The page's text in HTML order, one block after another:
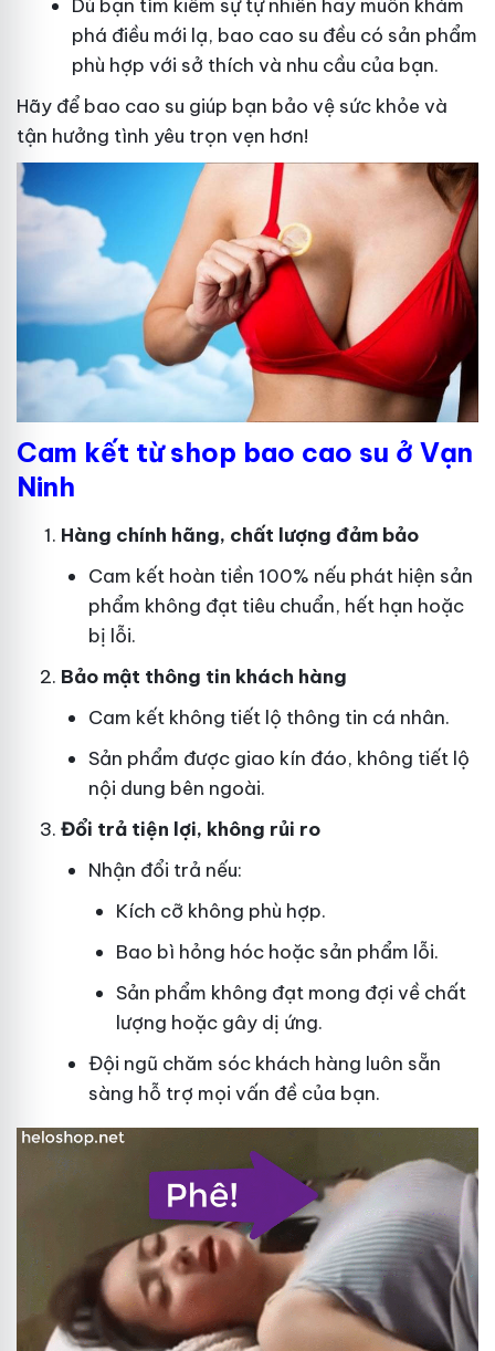
Dù bạn tìm kiếm sự tự nhiên hay muốn khám
phá điều mới lạ, bao cao su đều có sản phẩm
phù hợp với sở thích và nhu cầu của bạn.
Hãy để bao cao su giúp bạn bảo vệ sức khỏe và
tận hưởng tình yêu trọn vẹn hơn!
Cam kết từ shop bao cao su ở Vạn
Ninh
Hàng chính hãng, chất lượng đảm bảo
Cam kết hoàn tiền 100% nếu phát hiện sản
phẩm không đạt tiêu chuẩn, hết hạn hoặc
bị lỗi.
Bảo mật thông tin khách hàng
Cam kết không tiết lộ thông tin cá nhân.
Sản phẩm được giao kín đáo, không tiết lộ
nội dung bên ngoài.
Đổi trả tiện lợi, không rủi ro
Nhận đổi trả nếu:
Kích cỡ không phù hợp.
Bao bì hỏng hóc hoặc sản phẩm lỗi.
Sản phẩm không đạt mong đợi về chất
lượng hoặc gây dị ứng.
Đội ngũ chăm sóc khách hàng luôn sẵn
sàng hỗ trợ mọi vấn đề của bạn.